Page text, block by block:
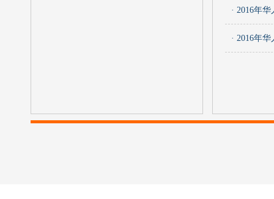
· 2016年
· 2016年